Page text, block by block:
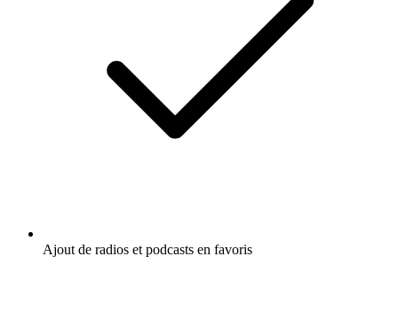
Ajout de radios et podcasts en favoris